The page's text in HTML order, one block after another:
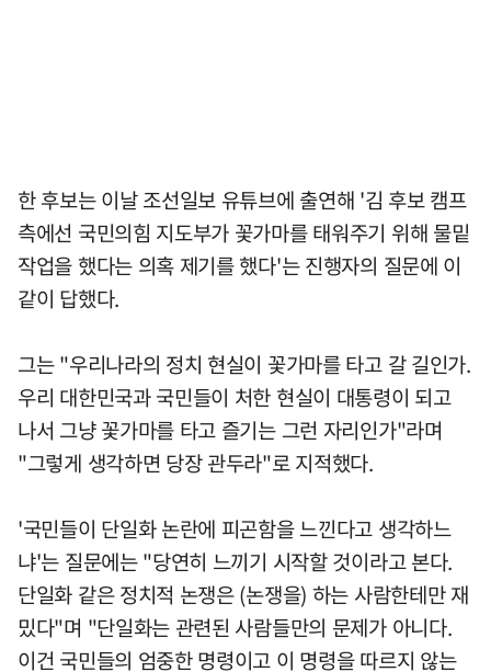
한 후보는 이날 조선일보 유튜브에 출연해 '김 후보 캠프
측에선 국민의힘 지도부가 꽃가마를 태워주기 위해 물밑
작업을 했다는 의혹 제기를 했다'는 진행자의 질문에 이
같이 답했다.
그는 "우리나라의 정치 현실이 꽃가마를 타고 갈 길인가.
우리 대한민국과 국민들이 처한 현실이 대통령이 되고
나서 그냥 꽃가마를 타고 즐기는 그런 자리인가"라며
"그렇게 생각하면 당장 관두라"로 지적했다.
'국민들이 단일화 논란에 피곤함을 느낀다고 생각하느
냐'는 질문에는 "당연히 느끼기 시작할 것이라고 본다.
단일화 같은 정치적 논쟁은 (논쟁을) 하는 사람한테만 재
밌다"며 "단일화는 관련된 사람들만의 문제가 아니다.
이건 국민들의 엄중한 명령이고 이 명령을 따르지 않는